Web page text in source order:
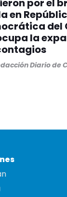
por el
en
del
la
Diario de